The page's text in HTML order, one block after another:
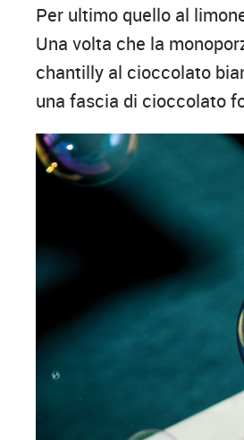
Per ultimo quello al
Una volta che la
chantilly al cioccolato
una fascia di cioccolato